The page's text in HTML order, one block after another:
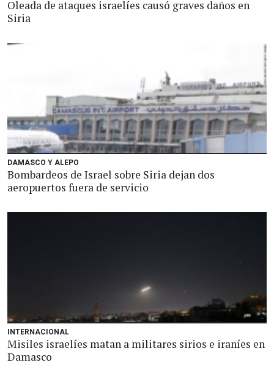
Oleada de ataques israelíes causó graves daños en
Siria
DAMASCO Y ALEPO
Bombardeos de Israel sobre Siria dejan dos
aeropuertos fuera de servicio
INTERNACIONAL
Misiles israelíes matan a militares sirios e iraníes en
Damasco